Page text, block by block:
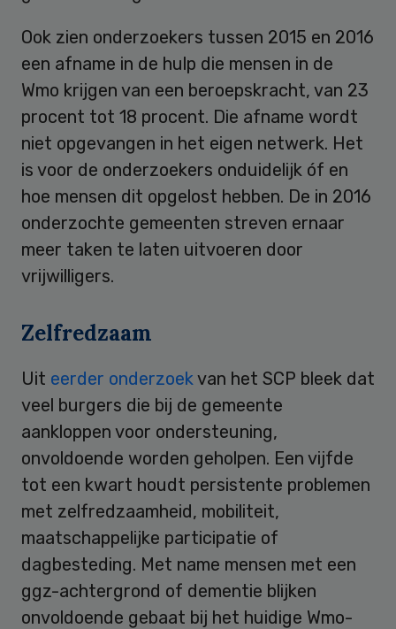
Ook zien onderzoekers tussen 2015 en 2016
een afname in de hulp die mensen in de
Wmo krijgen van een beroepskracht, van 23
procent tot 18 procent. Die afname wordt
niet opgevangen in het eigen netwerk. Het
is voor de onderzoekers onduidelijk óf en
hoe mensen dit opgelost hebben. De in 2016
onderzochte gemeenten streven ernaar
meer taken te laten uitvoeren door
vrijwilligers.
Zelfredzaam
Uit eerder onderzoek van het SCP bleek dat
veel burgers die bij de gemeente
aankloppen voor ondersteuning,
onvoldoende worden geholpen. Een vijfde
tot een kwart houdt persistente problemen
met zelfredzaamheid, mobiliteit,
maatschappelijke participatie of
dagbesteding. Met name mensen met een
ggz-achtergrond of dementie blijken
onvoldoende gebaat bij het huidige Wmo-